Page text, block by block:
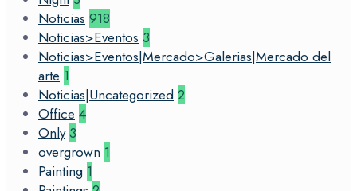
Noticias 918
Noticias>Eventos 3
Noticias>Eventos|Mercado>Galerias|Mercado del
arte 1
Noticias|Uncategorized 2
Office 4
Only 3
overgrown 1
Painting 1